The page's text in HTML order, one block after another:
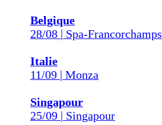
Belgique
28/08 | Spa-Francorchamps
Italie
11/09 | Monza
Singapour
25/09 | Singapour